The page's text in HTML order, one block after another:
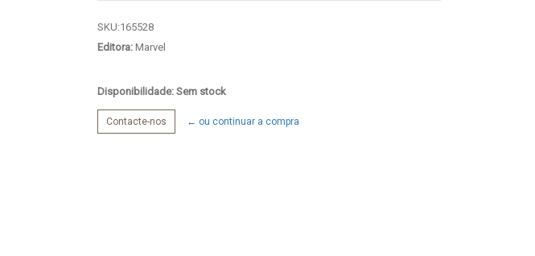
SKU:165528
Editora:Marvel
Disponibilidade: Sem stock
Contacte-nos ← ou continuar a compra